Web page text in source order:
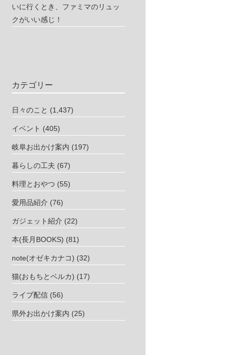
いに行くとき、ファミマのリュッ
クがいい感じ！
カテゴリー
日々のこと (1,437)
イベント (405)
岐阜お出かけ案内 (197)
暮らしの工夫 (67)
料理とおやつ (55)
愛用品紹介 (76)
ガジェット紹介 (22)
本(長月BOOKS) (81)
note(オゼキカナコ) (32)
猫(おもちとベルカ) (17)
ライブ配信 (56)
県外お出かけ案内 (25)